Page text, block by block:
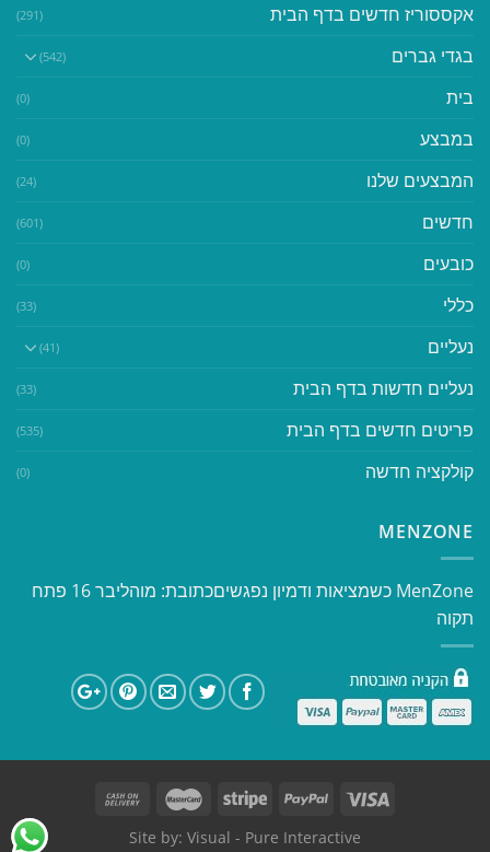
אקססוריז חדשים בדף הבית (291)
בגדי גברים (542)
בית (0)
במבצע (0)
המבצעים שלנו (24)
חדשים (601)
כובעים (0)
כללי (33)
נעליים (41)
נעליים חדשות בדף הבית (33)
פריטים חדשים בדף הבית (535)
קולקציה חדשה (0)
MENZONE
​​MenZone כשמציאות ודמיון נפגשים​ כתובת: מוהליבר 16 פתח
תקוה
Site by: Visual - Pure Interactive